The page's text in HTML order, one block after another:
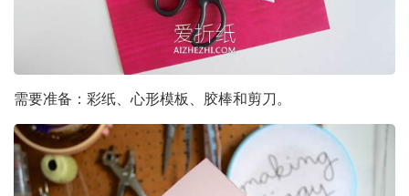
需要准备：彩纸、心形模板、胶棒和剪刀。